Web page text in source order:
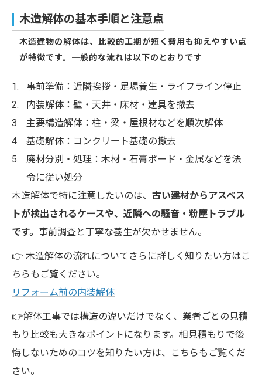
木造解体の基本手順と注意点
木造建物の解体は、比較的工期が短く費用も抑えやすい点
が特徴です。一般的な流れは以下のとおりです
事前準備：近隣挨拶・足場養生・ライフライン停止
内装解体：壁・天井・床材・建具を撤去
主要構造解体：柱・梁・屋根材などを順次解体
基礎解体：コンクリート基礎の撤去
廃材分別・処理：木材・石膏ボード・金属などを法
令に従い処分
木造解体で特に注意したいのは、 古い建材からアスベス
トが検出されるケースや、近隣への騒音・粉塵トラブル
です。 事前調査と丁寧な養生が欠かせません。
👉 木造解体の流れについてさらに詳しく知りたい方はこ
ちらもご覧ください。
リフォーム前の内装解体
👉解体工事では構造の違いだけでなく、業者ごとの見積
もり比較も大きなポイントになります。相見積もりで後
悔しないためのコツを知りたい方は、こちらもご覧くだ
さい。